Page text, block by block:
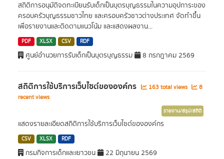
สถิติการอนุมัติจดทะเบียนรับเด็กเป็นบุตรบุญธรรมในความอุปการะของ
ครอบครัวบุญธรรมชาวไทย และครอบครัวชาวต่างประเทศ จัดทำขึ้น
เพื่อรายงานและติดตามแนวโน้ม และแสดงผลงาน...
PDF XLSX CSV RDF
ศูนย์อำนวยการรับเด็กเป็นบุตรบุญธรรม 8 กรกฎาคม 2569
สถิติการใช้บริการเว็บไซต์ขององค์กร 163 total views
8
recent views
รายงาน/สรุป/สถิติ
แสดงรายละเอียดสถิติการใช้บริการเว็บไซต์ขององค์กร
CSV XLSX RDF
กรมกิจการเด็กและเยาวชน 22 มิถุนายน 2569